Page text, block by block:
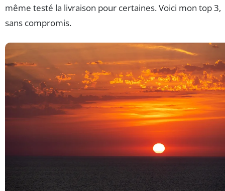
même testé la livraison pour certaines. Voici mon top 3,
sans compromis.